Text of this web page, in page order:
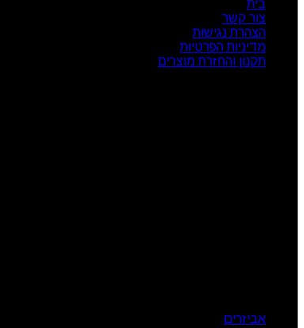
בית
צור קשר
הצהרת נגישות
מדיניות הפרטיות
תקנון והחזרת מוצרים
אביזרים